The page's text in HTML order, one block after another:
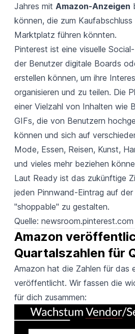
Jahres mit Amazon-Anzeigen
können, die zum
Marktplatz führen könnten.
Pinterest ist eine visuelle
der Benutzer digitale Boards
erstellen können, um ihre
organisieren und zu teilen. Die
einer Vielzahl von Inhalten wie
GIFs, die von Benutzern
können und sich auf
Mode, Essen, Reisen, Kunst,
und vieles mehr beziehen
Laut Ready ist das zukünftige
jeden Pinnwand-Eintrag auf
"shoppable" zu gestalten.
Quelle: newsroom.pinterest.com
Amazon
Quartalszahlen für
Amazon hat die Zahlen für das
veröffentlicht. Wir fassen die
für dich zusammen: